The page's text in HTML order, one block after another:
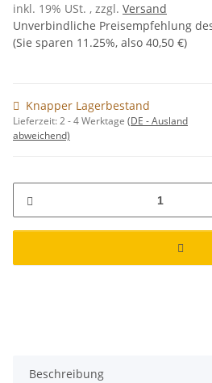
inkl. 19% USt. , zzgl. Versand
Unverbindliche Preisempfehlung
(Sie sparen 11.25%, also 40,50 €)
Knapper Lagerbestand
Lieferzeit:2 - 4 Werktage (DE - Ausland
abweichend)
Beschreibung